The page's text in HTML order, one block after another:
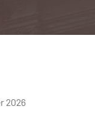
2026